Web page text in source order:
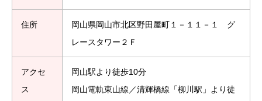
住所
岡山県岡山市北区野田屋町１－１１－１ グ
レースタワー２Ｆ
アクセ
ス
岡山駅より徒歩10分
岡山電軌東山線／清輝橋線「柳川駅」より徒